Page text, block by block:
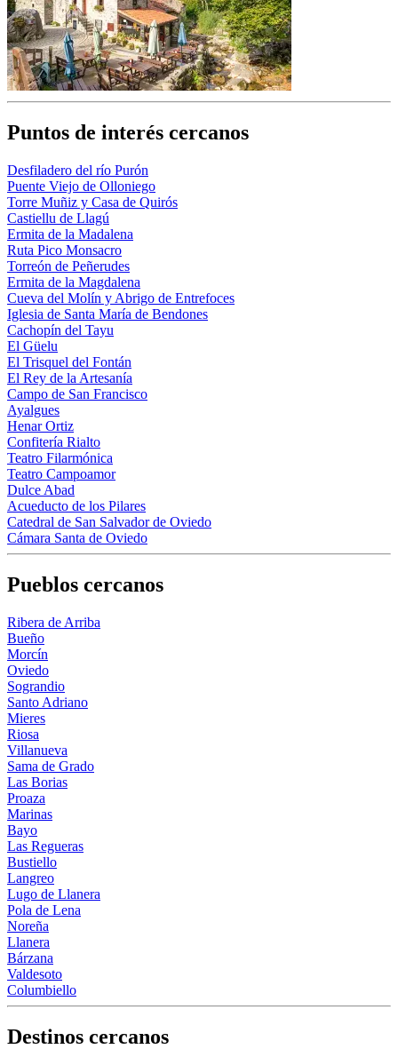
Puntos de interés cercanos
Desfiladero del río Purón
Puente Viejo de Olloniego
Torre Muñiz y Casa de Quirós
Castiellu de Llagú
Ermita de la Madalena
Ruta Pico Monsacro
Torreón de Peñerudes
Ermita de la Magdalena
Cueva del Molín y Abrigo de Entrefoces
Iglesia de Santa María de Bendones
Cachopín del Tayu
El Güelu
El Trisquel del Fontán
El Rey de la Artesanía
Campo de San Francisco
Ayalgues
Henar Ortiz
Confitería Rialto
Teatro Filarmónica
Teatro Campoamor
Dulce Abad
Acueducto de los Pilares
Catedral de San Salvador de Oviedo
Cámara Santa de Oviedo
Pueblos cercanos
Ribera de Arriba
Bueño
Morcín
Oviedo
Sograndio
Santo Adriano
Mieres
Riosa
Villanueva
Sama de Grado
Las Borias
Proaza
Marinas
Bayo
Las Regueras
Bustiello
Langreo
Lugo de Llanera
Pola de Lena
Noreña
Llanera
Bárzana
Valdesoto
Columbiello
Destinos cercanos